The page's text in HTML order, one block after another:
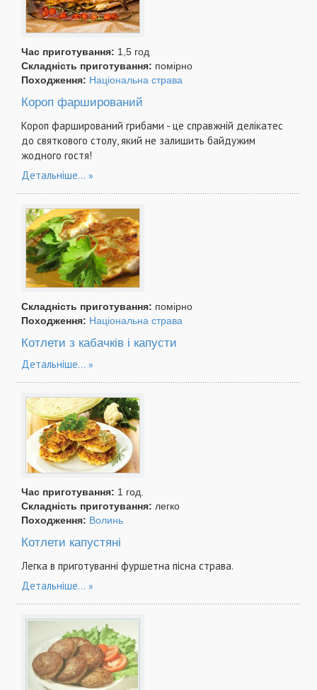
Час приготування: 1,5 год
Складність приготування: помірно
Походження: Національна страва
Короп фарширований
Короп фарширований грибами - це справжній делікатес
до святкового столу, який не залишить байдужим
жодного гостя!
Детальніше...
Складність приготування: помірно
Походження: Національна страва
Котлети з кабачків і капусти
Детальніше...
Час приготування: 1 год.
Складність приготування: легко
Походження: Волинь
Котлети капустяні
Легка в приготуванні фуршетна пісна страва.
Детальніше...